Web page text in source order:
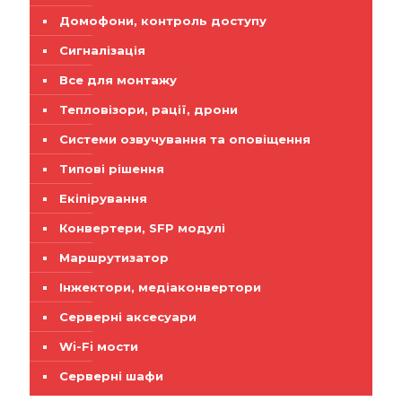
Домофони, контроль доступу
Сигналізація
Все для монтажу
Тепловізори, рації, дрони
Системи озвучування та оповіщення
Типові рішення
Екіпірування
Конвертери, SFP модулі
Маршрутизатор
Інжектори, медіаконвертори
Серверні аксесуари
Wi-Fi мости
Серверні шафи